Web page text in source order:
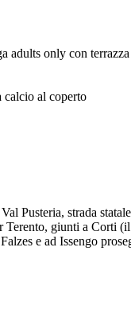
adults only con
calcio al coperto
Pusteria, strada
giunti a Corti
e ad Issengo